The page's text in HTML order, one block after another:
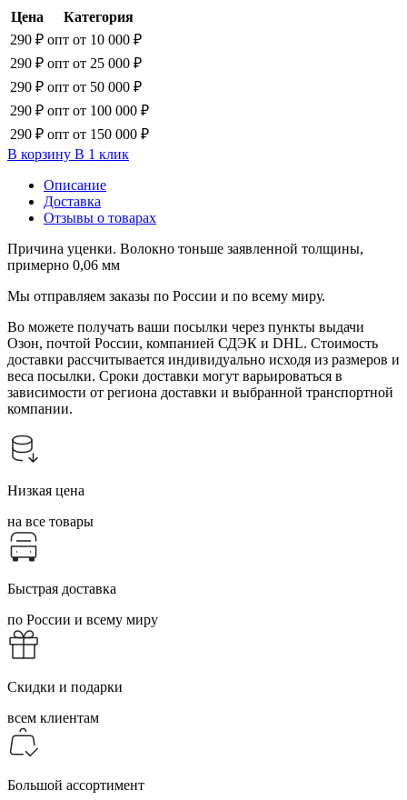
Цена
Категория
290 ₽ опт от 10 000 ₽
290 ₽ опт от 25 000 ₽
290 ₽ опт от 50 000 ₽
290 ₽ опт от 100 000 ₽
290 ₽ опт от 150 000 ₽
В корзину В 1 клик
Описание
Доставка
Отзывы о товарах
Причина уценки. Волокно тоньше заявленной толщины,
примерно 0,06 мм
Мы отправляем заказы по России и по всему миру.
Во можете получать ваши посылки через пункты выдачи
Озон, почтой России, компанией СДЭК и DHL. Стоимость
доставки рассчитывается индивидуально исходя из размеров и
веса посылки. Сроки доставки могут варьироваться в
зависимости от региона доставки и выбранной транспортной
компании.
Низкая цена
на все товары
Быстрая доставка
по России и всему миру
Скидки и подарки
всем клиентам
Большой ассортимент